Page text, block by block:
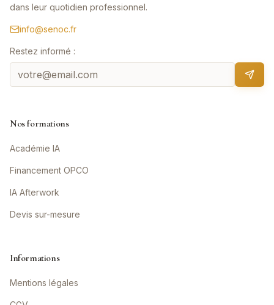
dans leur quotidien professionnel.
info@senoc.fr
Restez informé :
Nos formations
Académie IA
Financement OPCO
IA Afterwork
Devis sur-mesure
Informations
Mentions légales